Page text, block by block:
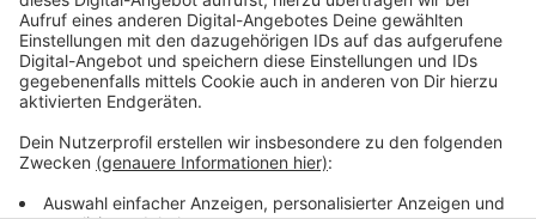
Anzeige